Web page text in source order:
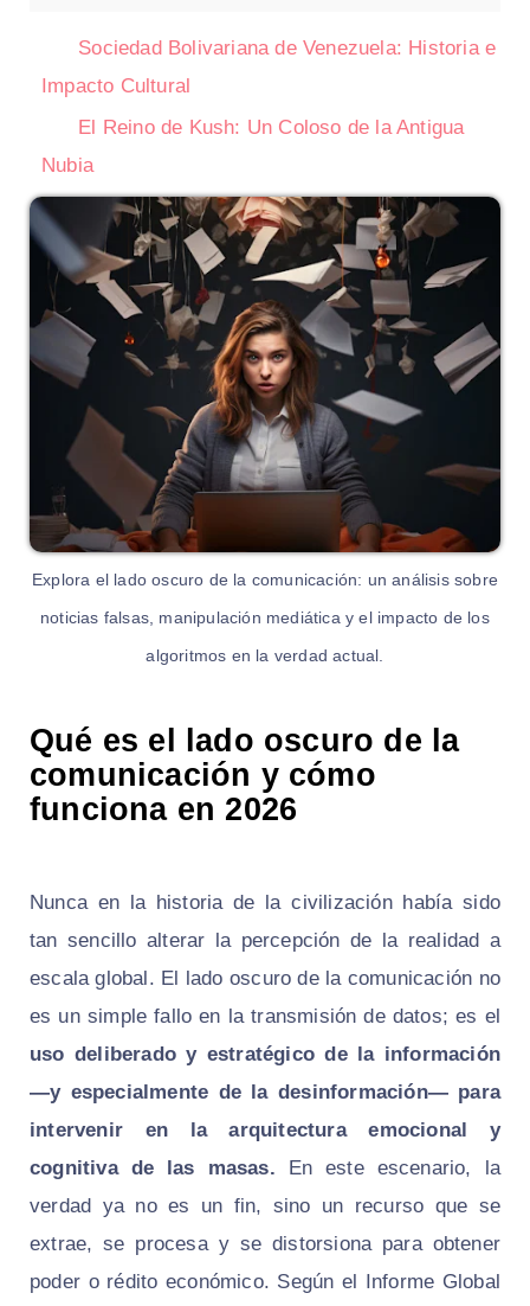
Sociedad Bolivariana de Venezuela: Historia e
Impacto Cultural
El Reino de Kush: Un Coloso de la Antigua
Nubia
Explora el lado oscuro de la comunicación: un análisis sobre
noticias falsas, manipulación mediática y el impacto de los
algoritmos en la verdad actual.
Qué es el lado oscuro de la
comunicación y cómo
funciona en 2026
Nunca en la historia de la civilización había sido
tan sencillo alterar la percepción de la realidad a
escala global. El lado oscuro de la comunicación no
es un simple fallo en la transmisión de datos; es el
uso deliberado y estratégico de la información
—y especialmente de la desinformación— para
intervenir en la arquitectura emocional y
cognitiva de las masas. En este escenario, la
verdad ya no es un fin, sino un recurso que se
extrae, se procesa y se distorsiona para obtener
poder o rédito económico. Según el Informe Global